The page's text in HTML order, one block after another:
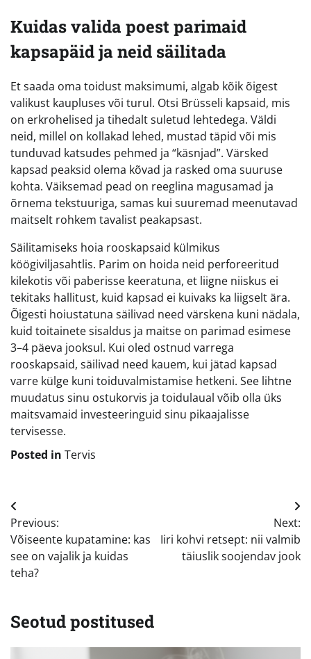
Kuidas valida poest parimaid
kapsapäid ja neid säilitada
Et saada oma toidust maksimumi, algab kõik õigest
valikust kaupluses või turul. Otsi Brüsseli kapsaid, mis
on erkrohelised ja tihedalt suletud lehtedega. Väldi
neid, millel on kollakad lehed, mustad täpid või mis
tunduvad katsudes pehmed ja “käsnjad”. Värsked
kapsad peaksid olema kõvad ja rasked oma suuruse
kohta. Väiksemad pead on reeglina magusamad ja
õrnema tekstuuriga, samas kui suuremad meenutavad
maitselt rohkem tavalist peakapsast.
Säilitamiseks hoia rooskapsaid külmikus
köögiviljasahtlis. Parim on hoida neid perforeeritud
kilekotis või paberisse keeratuna, et liigne niiskus ei
tekitaks hallitust, kuid kapsad ei kuivaks ka liigselt ära.
Õigesti hoiustatuna säilivad need värskena kuni nädala,
kuid toitainete sisaldus ja maitse on parimad esimese
3–4 päeva jooksul. Kui oled ostnud varrega
rooskapsaid, säilivad need kauem, kui jätad kapsad
varre külge kuni toiduvalmistamise hetkeni. See lihtne
muudatus sinu ostukorvis ja toidulaual võib olla üks
maitsvamaid investeeringuid sinu pikaajalisse
tervisesse.
Posted in Tervis
Navigeerimine
Previous:
Võiseente kupatamine: kas
see on vajalik ja kuidas
teha?
Next:
Iiri kohvi retsept: nii valmib
täiuslik soojendav jook
Seotud postitused